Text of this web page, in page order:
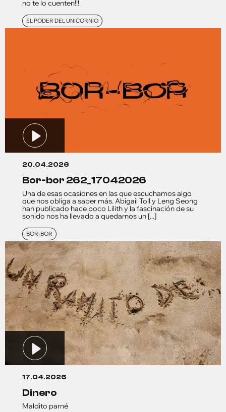
no te lo cuenten!!!
EL PODER DEL UNICORNIO
20.04.2026
bor-bor 262_17042026
Una de esas ocasiones en las que escuchamos algo
que nos obliga a saber más. Abigail Toll y Leng Seong
han publicado hace poco Lilith y la fascinación de su
sonido nos ha llevado a quedarnos un [...]
BOR-BOR
17.04.2026
dinero
Maldito parné